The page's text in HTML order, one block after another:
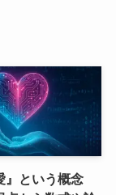
』という概念